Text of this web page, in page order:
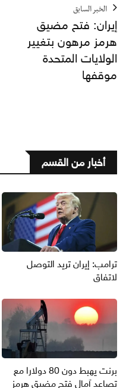
الخبر السابق
إيران: فتح مضيق
هرمز مرهون بتغيير
الولايات المتحدة
موقفها
أخبار من القسم
ترامب: إيران تريد التوصل
لاتفاق
برنت يهبط دون 80 دولارا مع
تصاعد آمال فتح مضيق هرمز